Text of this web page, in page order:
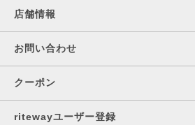
店舗情報
お問い合わせ
クーポン
ritewayユーザー登録